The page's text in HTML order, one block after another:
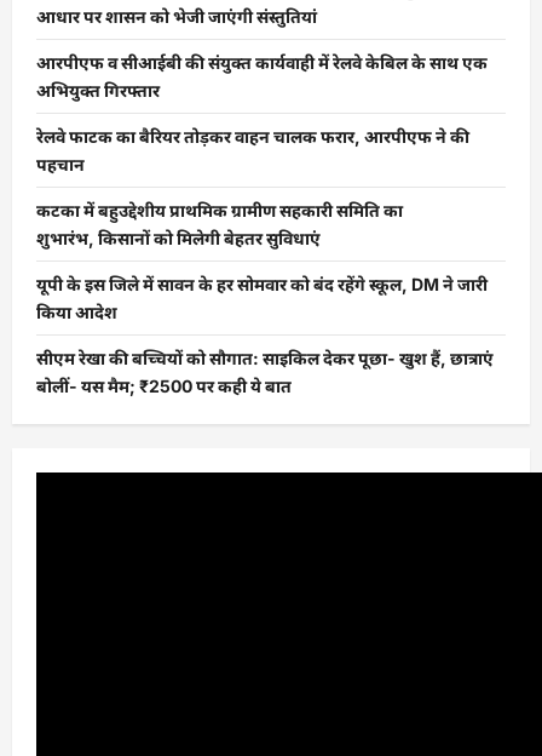
आधार पर शासन को भेजी जाएंगी संस्तुतियां
आरपीएफ व सीआईबी की संयुक्त कार्यवाही में रेलवे केबिल के साथ एक
अभियुक्त गिरफ्तार
रेलवे फाटक का बैरियर तोड़कर वाहन चालक फरार, आरपीएफ ने की
पहचान
कटका में बहुउद्देशीय प्राथमिक ग्रामीण सहकारी समिति का
शुभारंभ, किसानों को मिलेगी बेहतर सुविधाएं
यूपी के इस जिले में सावन के हर सोमवार को बंद रहेंगे स्कूल, DM ने जारी
किया आदेश
सीएम रेखा की बच्चियों को सौगात: साइकिल देकर पूछा- खुश हैं, छात्राएं
बोलीं- यस मैम; ₹2500 पर कही ये बात